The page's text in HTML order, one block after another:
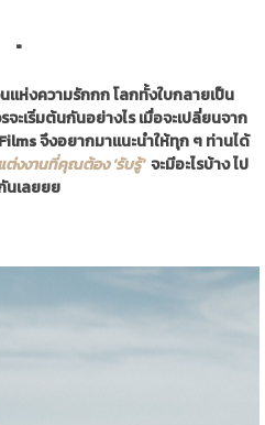
"
ห่งความรักกก โลกทั้งใบกลายเป็น
ะเริ่มต้นกันอย่างไร เมื่อจะเปลี่ยนจาก
จึงอยากมาแนะนำให้ทุก ๆ ท่านได้
ต่งงานที่คุณต้อง 'รับรู้'จะมีอะไรบ้าง ไป
นเลยยย